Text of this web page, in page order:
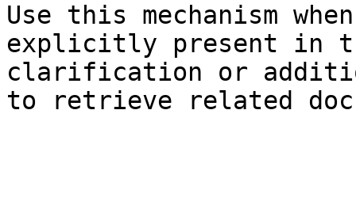
Use this mechanism
explicitly present in
clarification or